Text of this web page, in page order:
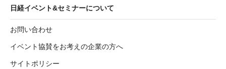
日経イベント&セミナーについて
お問い合わせ
イベント協賛をお考えの企業の方へ
サイトポリシー